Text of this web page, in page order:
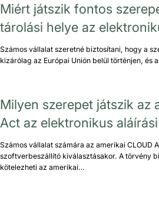
Miért játszik fontos
tárolási helye az
Számos vállalat szeretné biztosítani, hogy a
kizárólag az Európai Unión belül történjen, és
Milyen szerepet játszik az
Act az elektronikus aláírási
Számos vállalat számára az amerikai CLOUD
szoftverbeszállító kiválasztásakor. A törvény
kötelezheti az amerikai…